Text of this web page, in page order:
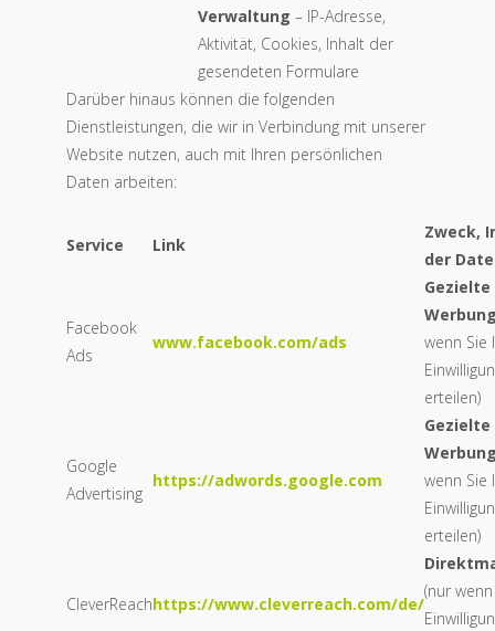
Verwaltung – IP-Adresse,
Aktivität, Cookies, Inhalt der
gesendeten Formulare
Darüber hinaus können die folgenden
Dienstleistungen, die wir in Verbindung mit unserer
Website nutzen, auch mit Ihren persönlichen
Daten arbeiten:
Service Link
Zweck,
der
Facebook
Ads
www.facebook.com/ads
Gezielte
wenn Sie
erteilen)
Google
Advertising
https://adwords.google.com
Gezielte
wenn Sie
erteilen)
CleverReachhttps://www.cleverreach.com/de/
(nur